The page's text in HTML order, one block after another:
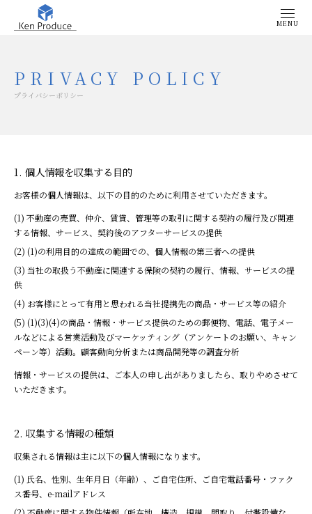
MENU
プライバシーポリシー
個人情報を収集する目的
お客様の個人情報は、以下の目的のために利用させていただきます。
不動産の売買、仲介、賃貸、管理等の取引に関する契約の履行及び関連
する情報、サービス、契約後のアフターサービスの提供
(1)の利用目的の達成の範囲での、個人情報の第三者への提供
当社の取扱う不動産に関連する保険の契約の履行、情報、サービスの提
供
お客様にとって有用と思われる当社提携先の商品・サービス等の紹介
(1)(3)(4)の商品・情報・サービス提供のための郵便物、電話、電子メー
ルなどによる営業活動及びマーケッティング（アンケートのお願い、キャン
ペーン等）活動。顧客動向分析または商品開発等の調査分析
情報・サービスの提供は、ご本人の申し出がありましたら、取りやめさせて
いただきます。
収集する情報の種類
収集される情報は主に以下の個人情報になります。
氏名、性別、生年月日（年齢）、ご自宅住所、ご自宅電話番号・ファク
ス番号、e-mailアドレス